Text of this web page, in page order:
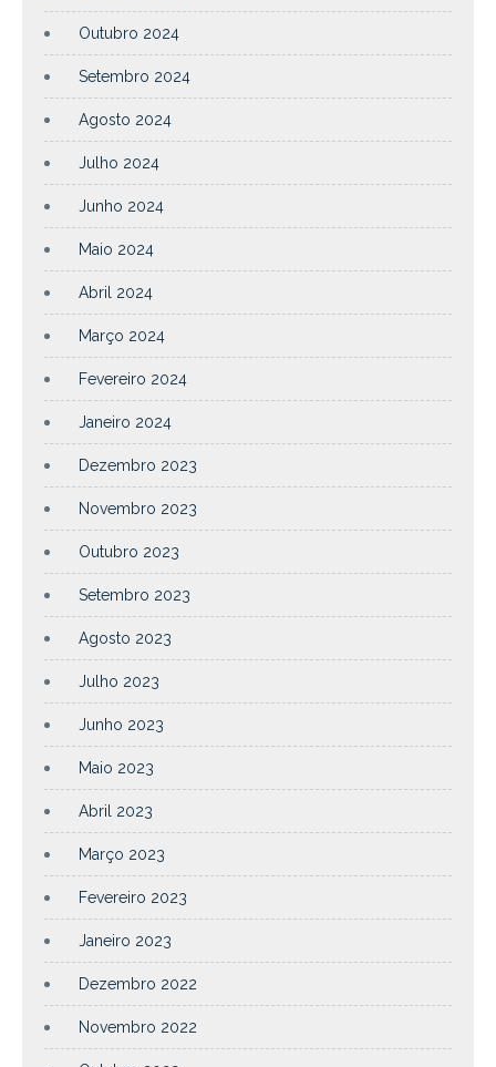
Outubro 2024
Setembro 2024
Agosto 2024
Julho 2024
Junho 2024
Maio 2024
Abril 2024
Março 2024
Fevereiro 2024
Janeiro 2024
Dezembro 2023
Novembro 2023
Outubro 2023
Setembro 2023
Agosto 2023
Julho 2023
Junho 2023
Maio 2023
Abril 2023
Março 2023
Fevereiro 2023
Janeiro 2023
Dezembro 2022
Novembro 2022